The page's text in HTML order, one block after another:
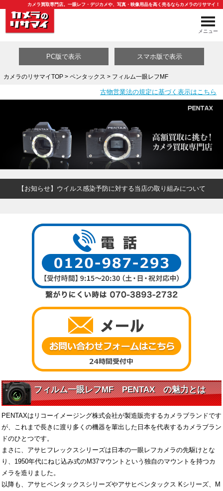
カメラ買取専門店。一眼レフ・デジカメや、写真・映像用品を高く売るならカメラのリサマイ！
メニュー
買取カテゴリ一覧
PC版で表示 スマホ版で表示
カメラのリサマイTOP> ペンタックス > フィルム一眼レフMF
古物営業法の規定に基づく表示はこちら
【お知らせ】ウイルス感染予防に対する当店の取り組みについて
フィルム一眼レフMF PENTAX の魅力とは
PENTAXはリコーイメージング株式会社が製造販売するカメラブランドです
が、これまで長きに渡り多くの機器を輩出した日本を代表するカメラブラン
ドのひとつです。
まさに、アサヒフレックスシリーズは日本の一眼レフカメラの先駆けとな
り、1950年代にねじ込み式のM37マウントという独自のマウントを持つカ
メラを造りました。
以降も、アサヒペンタックスシリーズやアサヒペンタックス Kシリーズ、M